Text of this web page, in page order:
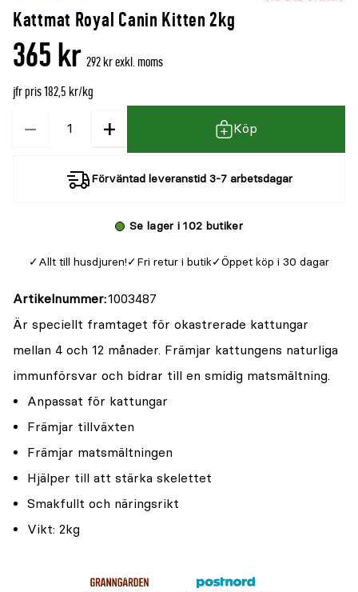
Kattmat Royal Canin Kitten 2kg
denna
Öppna
365 kr 292 kr exkl. moms
jfr pris 182,5 kr/kg
−
Kvantitet + Köp
Förväntad leveranstid 3-7 arbetsdagar
Se lager i 102 butiker
Allt till husdjuren! Fri retur i butik Öppet köp i 30 dagar
Artikelnummer 1003487
Är speciellt framtaget för okastrerade kattungar
mellan 4 och 12 månader. Främjar kattungens naturliga
immunförsvar och bidrar till en smidig matsmältning.
Anpassat för kattungar
Främjar tillväxten
Främjar matsmältningen
Hjälper till att stärka skelettet
Smakfullt och näringsrikt
Vikt: 2kg